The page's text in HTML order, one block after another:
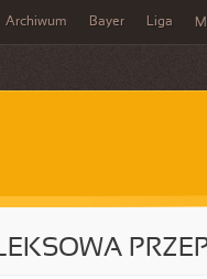
Archiwum Bayer Liga